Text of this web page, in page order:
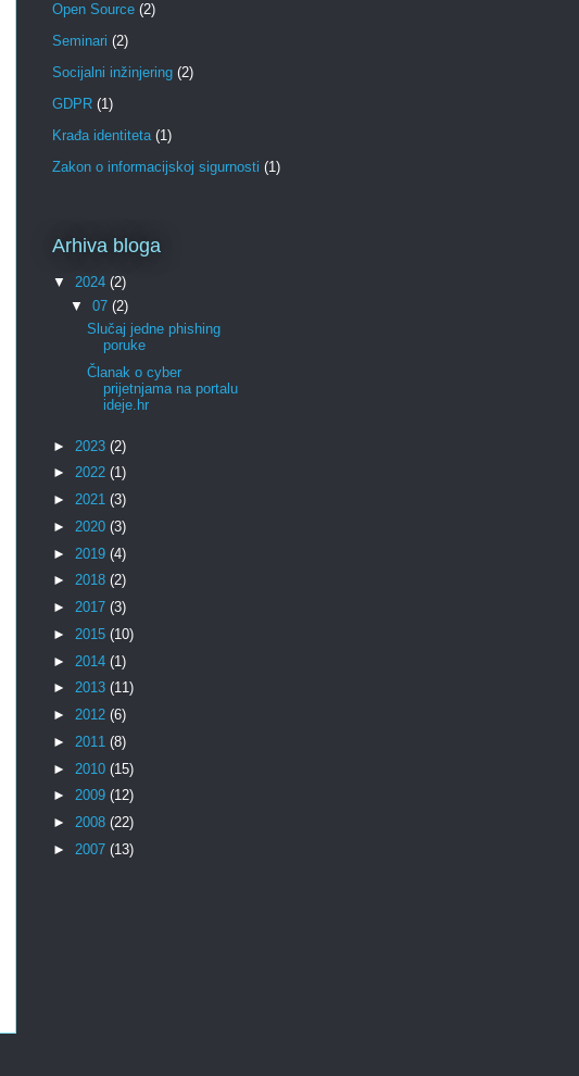
Open Source (2)
Seminari (2)
Socijalni inžinjering (2)
GDPR (1)
Krađa identiteta (1)
Zakon o informacijskoj sigurnosti (1)
Arhiva bloga
▼ 2024 (2)
▼ 07 (2)
Slučaj jedne phishing
poruke
Članak o cyber
prijetnjama na portalu
ideje.hr
► 2023 (2)
► 2022 (1)
► 2021 (3)
► 2020 (3)
► 2019 (4)
► 2018 (2)
► 2017 (3)
► 2015 (10)
► 2014 (1)
► 2013 (11)
► 2012 (6)
► 2011 (8)
► 2010 (15)
► 2009 (12)
► 2008 (22)
► 2007 (13)